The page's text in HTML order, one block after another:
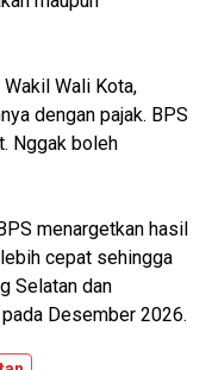
Wali Kota,
dengan pajak. BPS
Nggak boleh
menargetkan hasil
cepat sehingga
Selatan dan
Desember 2026.